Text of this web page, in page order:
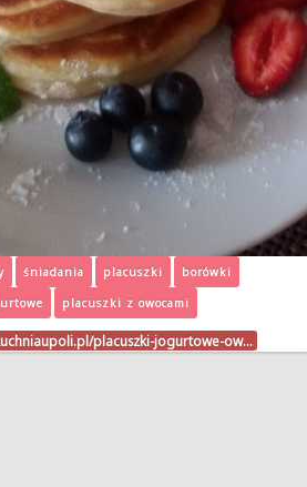
śniadania placuszki
borówki
placuszki z owocami
placuszki-jogurtowe-ow…